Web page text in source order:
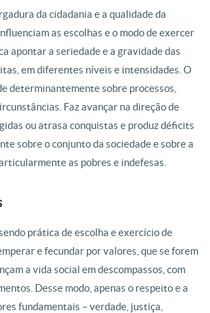
da cidadania e a qualidade da
as escolhas e o modo de exercer
apontar a seriedade e a gravidade das
em diferentes níveis e intensidades. O
determinantemente sobre processos,
Faz avançar na direção de
ou atrasa conquistas e produz déficits
sobre o conjunto da sociedade e sobre a
as pobres e indefesas.
prática de escolha e exercício de
e fecundar por valores, que se forem
a vida social em descompassos, com
Desse modo, apenas o respeito e a
fundamentais – verdade, justiça,